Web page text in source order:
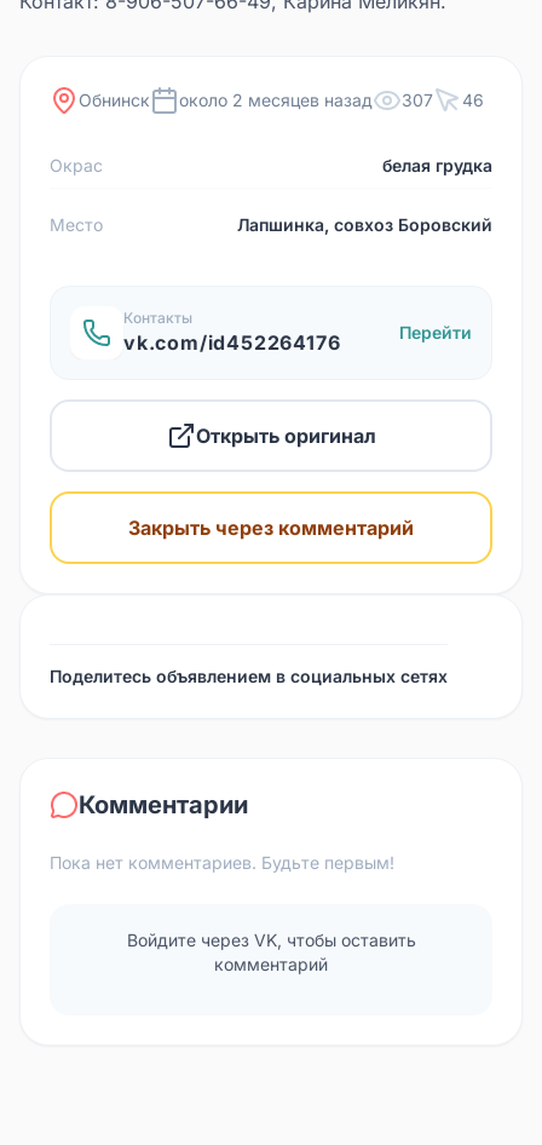
Обнинск около 2 месяцев назад 307 46
Окрас белая грудка
Место Лапшинка, совхоз Боровский
Контакты
vk.com/id452264176 Перейти
Открыть оригинал
Закрыть через комментарий
Поделитесь объявлением в социальных сетях
Комментарии
Пока нет комментариев. Будьте первым!
Войдите через VK, чтобы оставить
комментарий